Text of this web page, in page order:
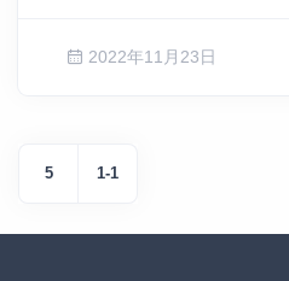
2022年11月23日
5 1-1